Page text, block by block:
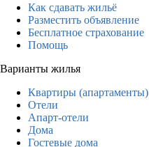
Как сдавать жильё
Разместить объявление
Бесплатное страхование
Помощь
Варианты жилья
Квартиры (апартаменты)
Отели
Апарт-отели
Дома
Гостевые дома